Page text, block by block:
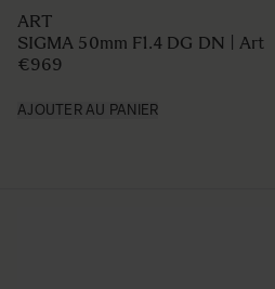
ART
SIGMA 50mm F1.4 DG DN | Art
€969
AJOUTER AU PANIER